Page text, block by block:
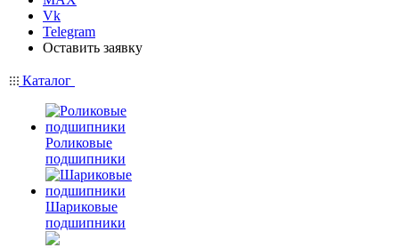
Vk
Telegram
Оставить заявку
Каталог
Роликовые
подшипники
Шариковые
подшипники